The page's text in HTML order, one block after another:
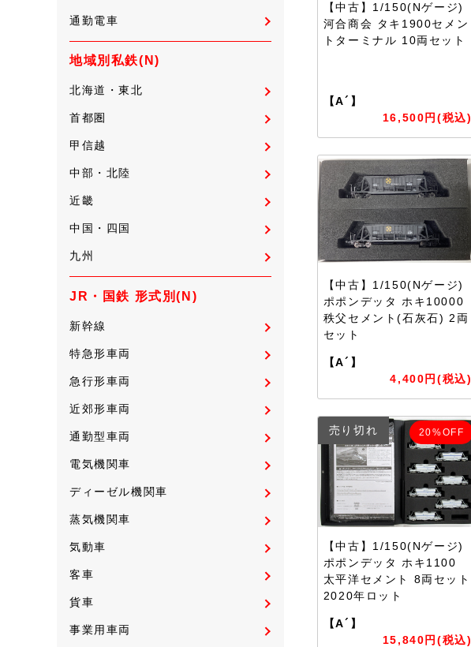
通勤電車
地域別私鉄(N)
北海道・東北
首都圏
甲信越
中部・北陸
近畿
中国・四国
九州
JR・国鉄 形式別(N)
新幹線
特急形車両
急行形車両
近郊形車両
通勤型車両
電気機関車
ディーゼル機関車
蒸気機関車
気動車
客車
貨車
事業用車両
【中古】1/150(Nゲージ)
河合商会 タキ1900セメン
トターミナル 10両セット
【A´】
16,500円(税込)
【中古】1/150(Nゲージ)
ポポンデッタ ホキ10000
秩父セメント(石灰石) 2両
セット
【A´】
4,400円(税込)
売り切れ 20%OFF
【中古】1/150(Nゲージ)
ポポンデッタ ホキ1100
太平洋セメント 8両セット
2020年ロット
【A´】
15,840円(税込)